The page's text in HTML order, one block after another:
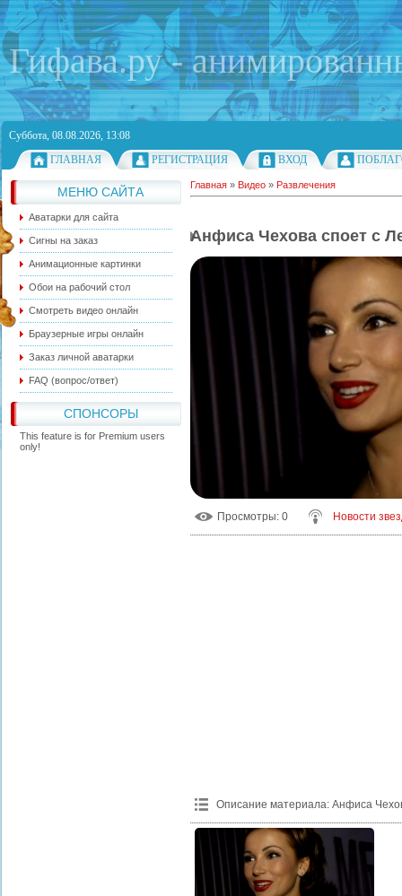
Гифава.ру -
Суббота, 08.08.2026, 13:08
ГЛАВНАЯ
РЕГИСТРАЦИЯ ВХОД
МЕНЮ САЙТА
Аватарки для сайта
Сигны на заказ
Анимационные картинки
Обои на рабочий стол
Смотреть видео онлайн
Браузерные игры онлайн
Заказ личной аватарки
FAQ (вопрос/ответ)
СПОНСОРЫ
This feature is for Premium users
only!
Главная » Видео » Развлечения
Анфиса Чехова споет с
Просмотры: 0 Новости
Описание материала: Анфиса